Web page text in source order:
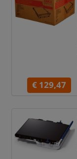
€ 129,47